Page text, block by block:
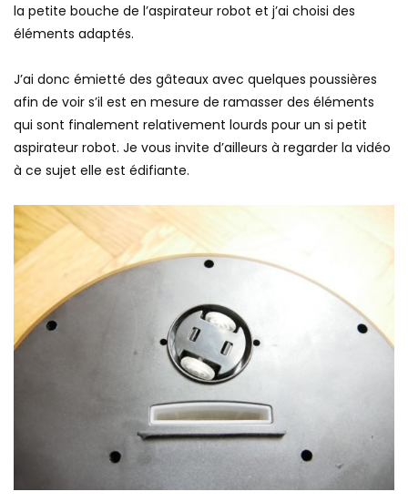
la petite bouche de l’aspirateur robot et j’ai choisi des
éléments adaptés.
J’ai donc émietté des gâteaux avec quelques poussières
afin de voir s’il est en mesure de ramasser des éléments
qui sont finalement relativement lourds pour un si petit
aspirateur robot. Je vous invite d’ailleurs à regarder la vidéo
à ce sujet elle est édifiante.